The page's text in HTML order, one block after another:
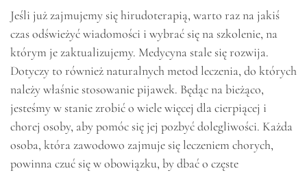
Jeśli już zajmujemy się hirudoterapią, warto raz na jakiś
czas odświeżyć wiadomości i wybrać się na szkolenie, na
którym je zaktualizujemy. Medycyna stale się rozwija.
Dotyczy to również naturalnych metod leczenia, do których
należy właśnie stosowanie pijawek. Będąc na bieżąco,
jesteśmy w stanie zrobić o wiele więcej dla cierpiącej i
chorej osoby, aby pomóc się jej pozbyć dolegliwości. Każda
osoba, która zawodowo zajmuje się leczeniem chorych,
powinna czuć się w obowiązku, by dbać o częste